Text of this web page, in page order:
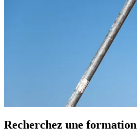
Recherchez une formation